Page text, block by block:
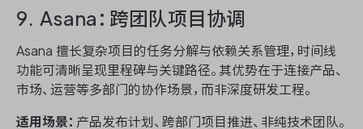
9. Asana：跨团队项目协调
Asana 擅长复杂项目的任务分解与依赖关系管理，时间线
功能可清晰呈现里程碑与关键路径。其优势在于连接产品、
市场、运营等多部门的协作场景，而非深度研发工程。
适用场景： 产品发布计划、跨部门项目推进、非纯技术团队。